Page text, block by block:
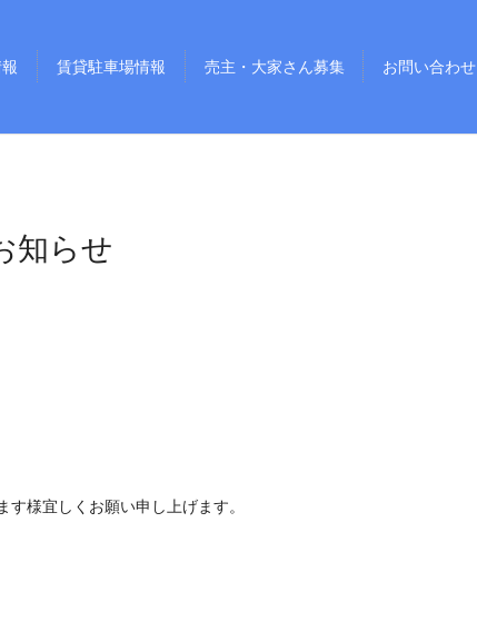
賃貸駐車場情報 売主・大家さん募集 お問い合わせ
知らせ
様宜しくお願い申し上げます。